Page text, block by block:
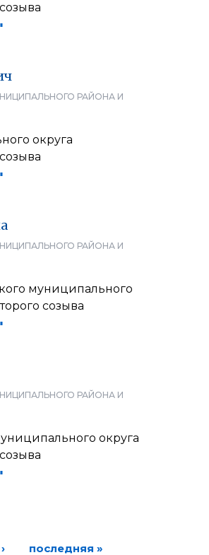
РАЙОНА И
округа
РАЙОНА И
муниципального
созыва
РАЙОНА И
округа
последняя »